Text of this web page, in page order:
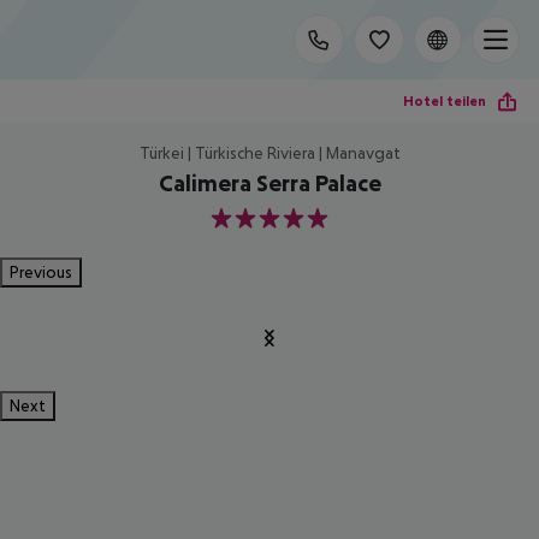
Hotel teilen
Türkei | Türkische Riviera | Manavgat
Calimera Serra Palace
5
Previous
Next